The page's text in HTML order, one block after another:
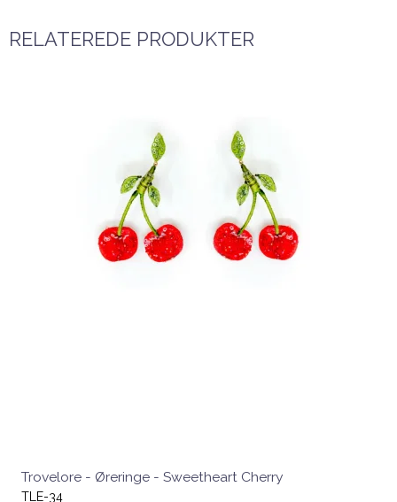
RELATEREDE PRODUKTER
Trovelore - Øreringe - Sweetheart Cherry
TLE-34